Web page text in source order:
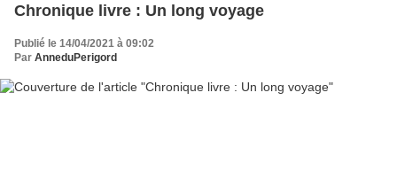
Chronique livre : Un long voyage
Publié le 14/04/2021 à 09:02
Par AnneduPerigord